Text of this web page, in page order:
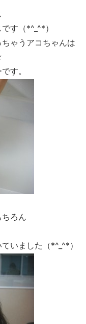
す（*^_^*）
ゃうアコちゃんは
す。
ろん
いました（*^_^*）